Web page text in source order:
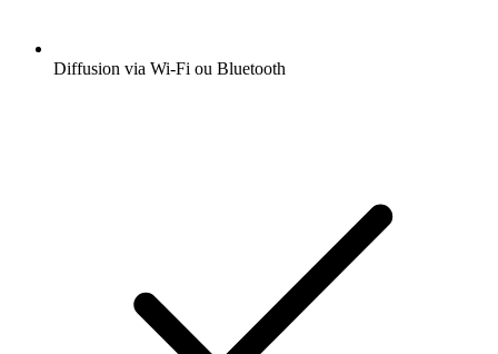
Diffusion via Wi-Fi ou Bluetooth